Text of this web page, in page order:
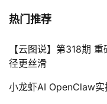
热门推荐
【云图说】第318期
径更丝滑
小龙虾AI OpenClaw